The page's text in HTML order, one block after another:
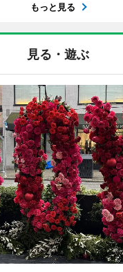
もっと見る
見る・遊ぶ